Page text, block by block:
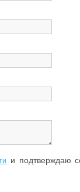
и подтверждаю